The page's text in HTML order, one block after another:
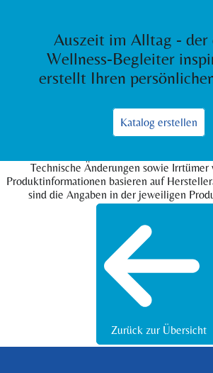
Auszeit im Alltag - der
Wellness-Begleiter
erstellt Ihren
Katalog erstellen
Technische Änderungen sowie
Produktinformationen basieren auf
sind die Angaben in der jeweiligen
Zurück zur Übersicht